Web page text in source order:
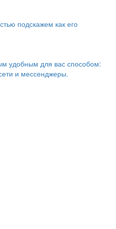
подскажем как его
удобным для вас способом:
и мессенджеры.